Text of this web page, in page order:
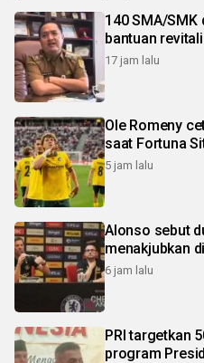
140 SMA/SMK
bantuan
17 jam lalu
Ole Romeny
saat Fortuna
5 jam lalu
Alonso sebut
menakjubkan
6 jam lalu
PRI targetkan
program